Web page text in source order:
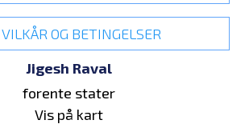
VILKÅR OG BETINGELSER
Jigesh Raval
forente stater
Vis på kart